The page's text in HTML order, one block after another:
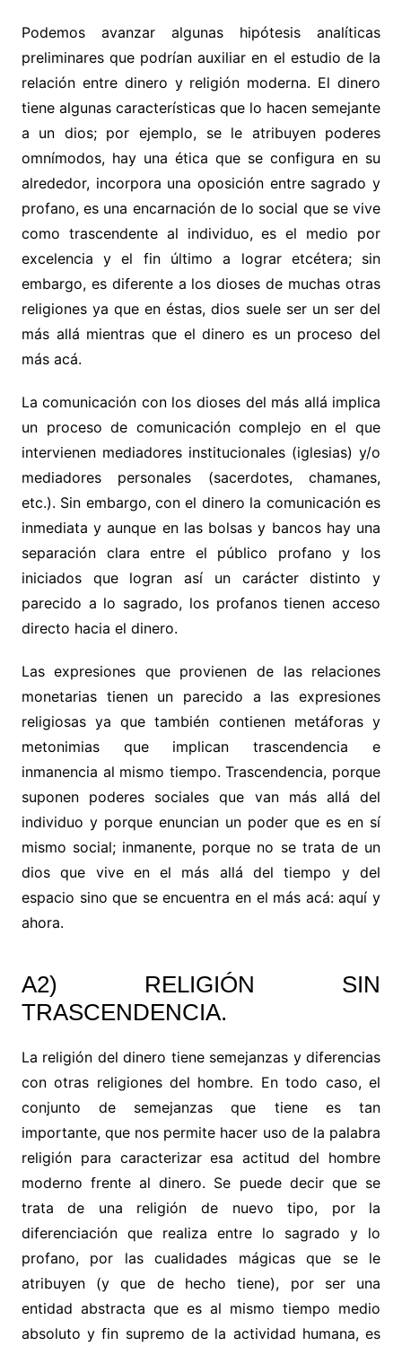
Podemos avanzar algunas hipótesis analíticas
preliminares que podrían auxiliar en el estudio de la
relación entre dinero y religión moderna. El dinero
tiene algunas características que lo hacen semejante
a un dios; por ejemplo, se le atribuyen poderes
omnímodos, hay una ética que se configura en su
alrededor, incorpora una oposición entre sagrado y
profano, es una encarnación de lo social que se vive
como trascendente al individuo, es el medio por
excelencia y el fin último a lograr etcétera; sin
embargo, es diferente a los dioses de muchas otras
religiones ya que en éstas, dios suele ser un ser del
más allá mientras que el dinero es un proceso del
más acá.
La comunicación con los dioses del más allá implica
un proceso de comunicación complejo en el que
intervienen mediadores institucionales (iglesias) y/o
mediadores personales (sacerdotes, chamanes,
etc.). Sin embargo, con el dinero la comunicación es
inmediata y aunque en las bolsas y bancos hay una
separación clara entre el público profano y los
iniciados que logran así un carácter distinto y
parecido a lo sagrado, los profanos tienen acceso
directo hacia el dinero.
Las expresiones que provienen de las relaciones
monetarias tienen un parecido a las expresiones
religiosas ya que también contienen metáforas y
metonimias que implican trascendencia e
inmanencia al mismo tiempo. Trascendencia, porque
suponen poderes sociales que van más allá del
individuo y porque enuncian un poder que es en sí
mismo social; inmanente, porque no se trata de un
dios que vive en el más allá del tiempo y del
espacio sino que se encuentra en el más acá: aquí y
ahora.
A2) RELIGIÓN SIN
TRASCENDENCIA.
La religión del dinero tiene semejanzas y diferencias
con otras religiones del hombre. En todo caso, el
conjunto de semejanzas que tiene es tan
importante, que nos permite hacer uso de la palabra
religión para caracterizar esa actitud del hombre
moderno frente al dinero. Se puede decir que se
trata de una religión de nuevo tipo, por la
diferenciación que realiza entre lo sagrado y lo
profano, por las cualidades mágicas que se le
atribuyen (y que de hecho tiene), por ser una
entidad abstracta que es al mismo tiempo medio
absoluto y fin supremo de la actividad humana, es